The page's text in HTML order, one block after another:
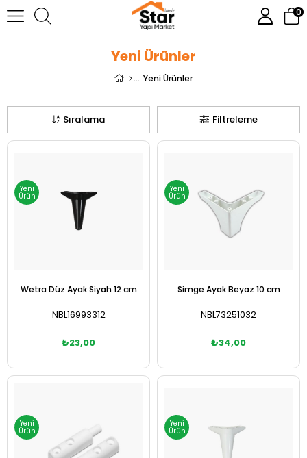
0
Yeni Ürünler
Yeni Ürünler
Filtreleme
Sıralama
Wetra Düz Ayak Siyah 12 cm
NBL16993312
₺23,00
Yeni
Ürün
Simge Ayak Beyaz 10 cm
NBL73251032
₺34,00
Yeni
Ürün
Yeni
Ürün
Yeni
Ürün